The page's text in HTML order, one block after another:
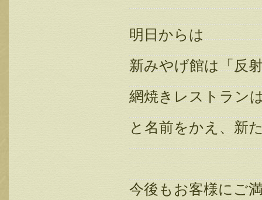
明日からは
新みやげ館は「反
網焼きレストラン
と名前をかえ、新
今後もお客様にご